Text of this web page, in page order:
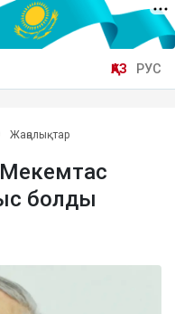
ҚАЗ РУС
Жаңалықтар
Мекемтас
болды